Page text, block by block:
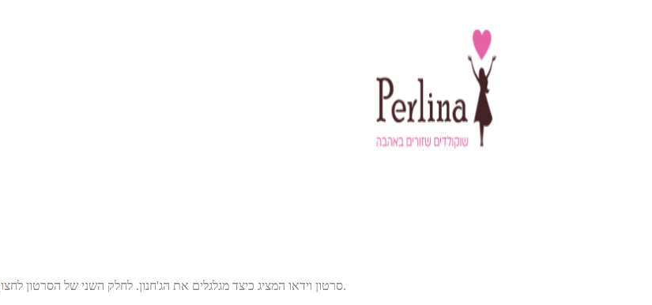
סרטון וידאו המציג כיצד מגלגלים את הג'חנון. לחלק השני של הסרטון לחצו.